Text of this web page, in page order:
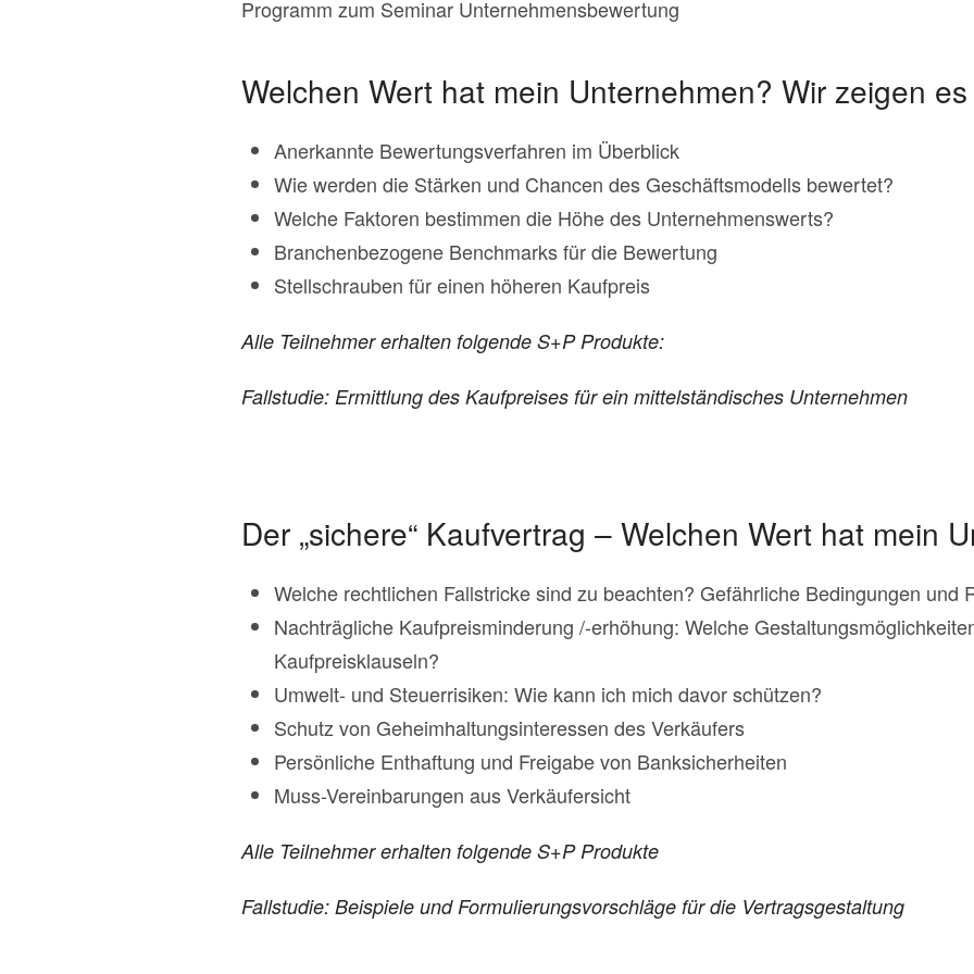
Programm zum Seminar Unternehmensbewertung
Welchen Wert hat mein Unternehmen? Wir zeigen
Anerkannte Bewertungsverfahren im Überblick
Wie werden die Stärken und Chancen des Geschäftsmodells bewertet?
Welche Faktoren bestimmen die Höhe des Unternehmenswerts?
Branchenbezogene Benchmarks für die Bewertung
Stellschrauben für einen höheren Kaufpreis
Alle Teilnehmer erhalten folgende S+P Produkte:
Fallstudie: Ermittlung des Kaufpreises für ein mittelständisches Unternehmen
Der „sichere“ Kaufvertrag – Welchen Wert hat mein
Welche rechtlichen Fallstricke sind zu beachten? Gefährliche Bedingungen und
Nachträgliche Kaufpreisminderung /-erhöhung: Welche
Kaufpreisklauseln?
Umwelt- und Steuerrisiken: Wie kann ich mich davor schützen?
Schutz von Geheimhaltungsinteressen des Verkäufers
Persönliche Enthaftung und Freigabe von Banksicherheiten
Muss-Vereinbarungen aus Verkäufersicht
Alle Teilnehmer erhalten folgende S+P Produkte
Fallstudie: Beispiele und Formulierungsvorschläge für die Vertragsgestaltung